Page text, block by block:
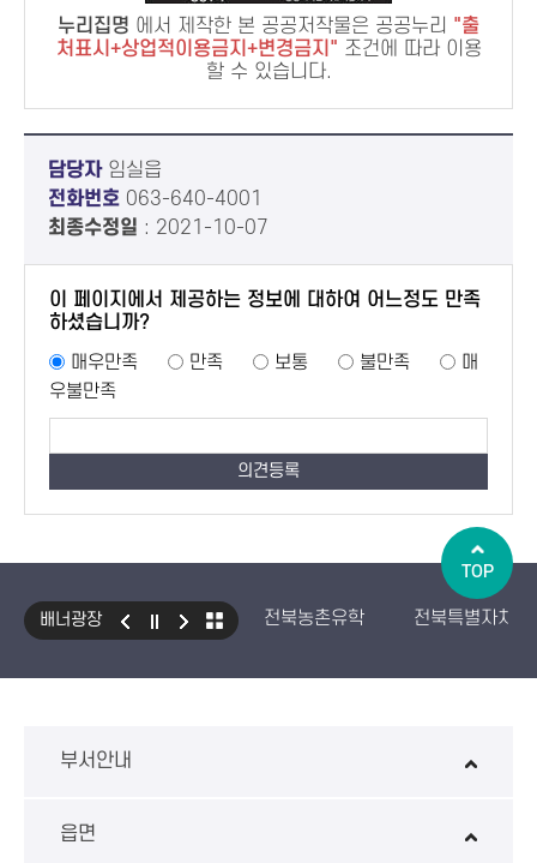
누리집명 에서 제작한 본 공공저작물은 공공누리
출
처표시+상업적이용금지+변경금지
조건에 따라 이용
할 수 있습니다.
담당자임실읍
전화번호 063-640-4001
최종수정일 : 2021-10-07
이 페이지에서 제공하는 정보에 대하여 어느정도 만족
하셨습니까?
매우만족
만족 보통 불만족
매
우불만족
배너광장 전북농촌유학
전북특별자치
부서안내
읍면
TOP